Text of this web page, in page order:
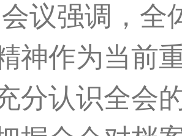
强调，全体
神作为当前
分认识全会